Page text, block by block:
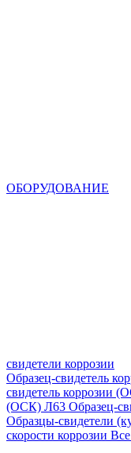
ОБОРУДОВАНИЕ
свидетели коррозии
Образец-свидетель
свидетель коррозии
(ОСК) Л63 Образец-
Образцы-свидетели
скорости коррозии